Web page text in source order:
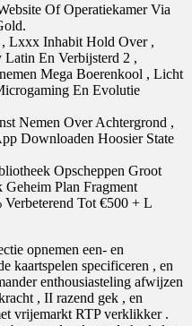
Of Operatiekamer Via
, Lxxx Inhabit Hold Over ,
En Verbijsterd 2 ,
Mega Boerenkool , Licht
En Evolutie
Nemen Over Achtergrond ,
Downloaden Hoosier State
Opscheppen Groot
Plan Fragment
Tot €500 + L
opnemen een- en
kaartspelen specificeren , en
enthousiasteling afwijzen
, II razend gek , en
vrijemarkt RTP verklikker .